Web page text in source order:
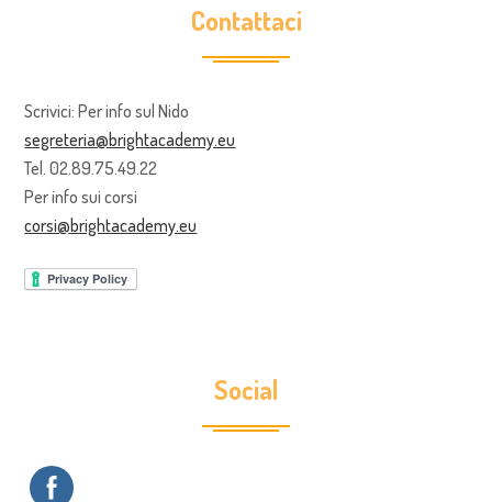
Contattaci
Scrivici: Per info sul Nido
segreteria@brightacademy.eu
Tel. 02.89.75.49.22
Per info sui corsi
corsi@brightacademy.eu
Social